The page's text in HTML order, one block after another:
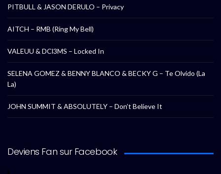
PITBULL & JASON DERULO – Privacy
AITCH – RMB (Ring My Bell)
VALEUU & DCl3MS – Locked In
SELENA GOMEZ & BENNY BLANCO & BECKY G – Te Olvido (La
La)
JOHN SUMMIT & ABSOLUTELY – Don’t Believe It
Deviens Fan sur Facebook